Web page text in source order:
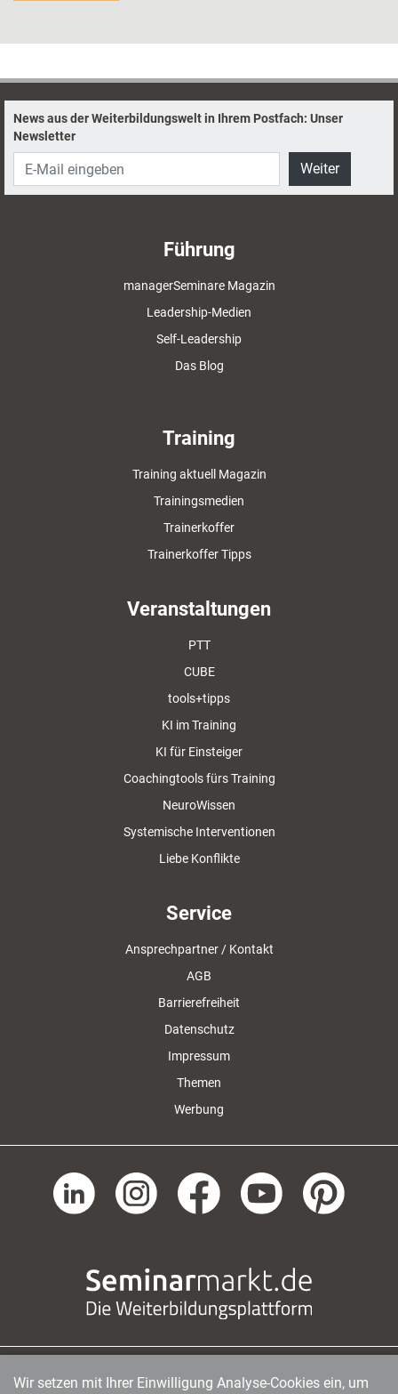
News aus der Weiterbildungswelt in Ihrem Postfach: Unser
Newsletter
Weiter
Führung
managerSeminare Magazin
Leadership-Medien
Self-Leadership
Das Blog
Training
Training aktuell Magazin
Trainingsmedien
Trainerkoffer
Trainerkoffer Tipps
Veranstaltungen
PTT
CUBE
tools+tipps
KI im Training
KI für Einsteiger
Coachingtools fürs Training
NeuroWissen
Systemische Interventionen
Liebe Konflikte
Service
Ansprechpartner / Kontakt
AGB
Barrierefreiheit
Datenschutz
Impressum
Themen
Werbung
managerSeminare Verlags GmbH | Endenicher Str. 41
|
Wir setzen mit Ihrer Einwilligung Analyse-Cookies ein, um